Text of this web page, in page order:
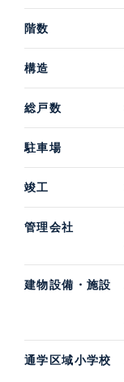
階数
構造
総戸数
駐車場
竣工
管理会社
建物設備・施設
通学区域小学校